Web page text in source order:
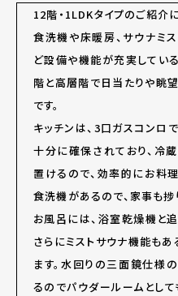
12階・1LDKタイプのご紹介に
食洗機や床暖房、サウナミ
ど設備や機能が充実してい
階と高層階で日当たりや眺
です。
キッチンは、3口ガスコンロ
十分に確保されており、冷
置けるので、効率的にお料
食洗機があるので、家事も捗
お風呂には、浴室乾燥機と
さらにミストサウナ機能もあ
ます。水回りの三面鏡仕様
るのでパウダールームとし